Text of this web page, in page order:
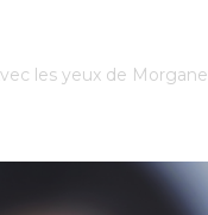
les yeux de Morgane